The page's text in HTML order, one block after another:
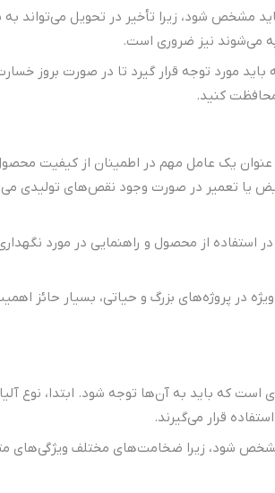
مشخص شود، زیرا تأخیر در تحویل می‌تواند
می‌شوند نیز ضروری است.
مورد توجه قرار گیرد تا در صورت بروز
کنید.
یک عامل مهم در اطمینان از کیفیت
یا تعمیر در صورت وجود نقص‌های تولیدی
از محصول و راهنمایی در مورد
در پروژه‌های بزرگ و حیاتی، بسیار حائز
که باید به آن‌ها توجه شود. ابتدا، نوع
قرار می‌گیرند.
شود، زیرا ضخامت‌های مختلف ویژگی‌های